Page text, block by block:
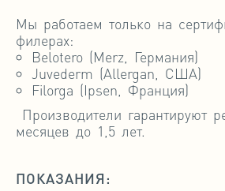
Мы работаем только на
филерах:
Belotero (Merz, Германия)
Juvederm (Allergan, США)
Filorga (Ipsen, Франция)
Производители гарантируют
месяцев до 1,5 лет.
ПОКАЗАНИЯ: